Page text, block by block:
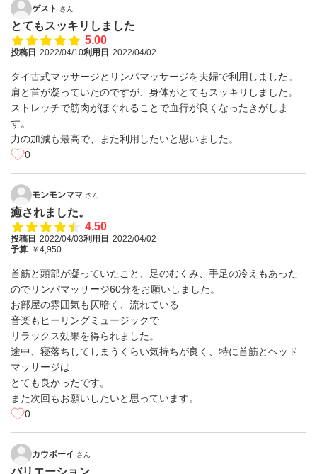
ゲスト さん
とてもスッキリしました
5.00
投稿日 2022/04/10利用日 2022/04/02
タイ古式マッサージとリンパマッサージを夫婦で利用しました。
肩と首が凝っていたのですが、身体がとてもスッキリしました。
ストレッチで筋肉がほぐれることで血行が良くなったきがしま
す。
力の加減も最高で、また利用したいと思いました。
0
モンモンママ さん
癒されました。
4.50
投稿日 2022/04/03利用日 2022/04/02
予算 ￥4,950
首筋と頭部が凝っていたこと、足のむくみ、手足の冷えもあった
のでリンパマッサージ60分をお願いしました。
お部屋の雰囲気も仄暗く、流れている
音楽もヒーリングミュージックで
リラックス効果を得られました。
途中、寝落ちしてしまうくらい気持ちが良く、特に首筋とヘッド
マッサージは
とても良かったです。
また次回もお願いしたいと思っています。
0
カウボーイ さん
バリエーション